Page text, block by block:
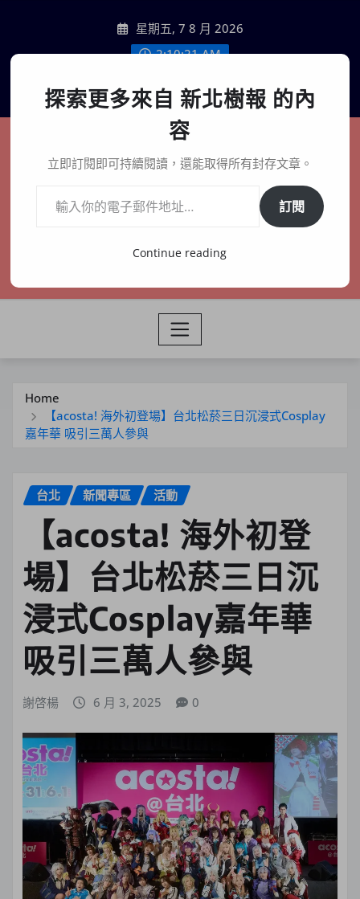
content
星期五, 7 8 月 2026
2:10:23 AM
聯絡我們
新北樹報
在地、記憶、連結、創生
Home
【acosta! 海外初登場】台北松菸三日沉浸式Cosplay
嘉年華 吸引三萬人參與
台北 新聞專區 活動
【acosta! 海外初登
場】台北松菸三日沉
浸式Cosplay嘉年華
吸引三萬人參與
謝啓楊 6 月 3, 2025 0
探索更多來自 新北樹報 的內
容
立即訂閱即可持續閱讀，還能取得所有封存文章。
訂閱
Continue reading